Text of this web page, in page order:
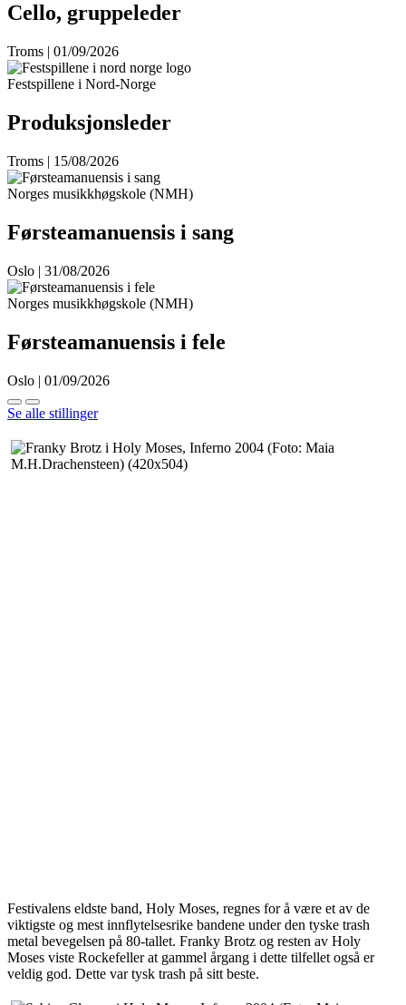
Cello, gruppeleder
Troms | 01/09/2026
Festspillene i Nord-Norge
Produksjonsleder
Troms | 15/08/2026
Norges musikkhøgskole (NMH)
Førsteamanuensis i sang
Oslo | 31/08/2026
Norges musikkhøgskole (NMH)
Førsteamanuensis i fele
Oslo | 01/09/2026
Se alle stillinger
Festivalens eldste band, Holy Moses, regnes for å være et av de
viktigste og mest innflytelsesrike bandene under den tyske trash
metal bevegelsen på 80-tallet. Franky Brotz og resten av Holy
Moses viste Rockefeller at gammel årgang i dette tilfellet også er
veldig god. Dette var tysk trash på sitt beste.